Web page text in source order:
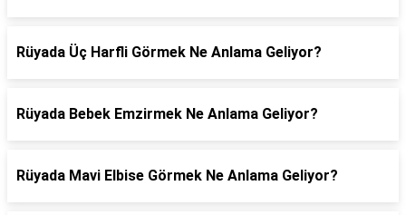
Rüyada Üç Harfli Görmek Ne Anlama Geliyor?
Rüyada Bebek Emzirmek Ne Anlama Geliyor?
Rüyada Mavi Elbise Görmek Ne Anlama Geliyor?